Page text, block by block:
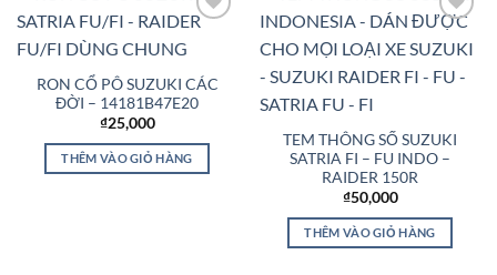
Wishlist
RON CỔ PÔ SUZUKI CÁC
ĐỜI – 14181B47E20
₫25,000
THÊM VÀO GIỎ HÀNG
Add to
Wishlist
TEM THÔNG SỐ SUZUKI
SATRIA FI – FU INDO –
RAIDER 150R
₫50,000
THÊM VÀO GIỎ HÀNG